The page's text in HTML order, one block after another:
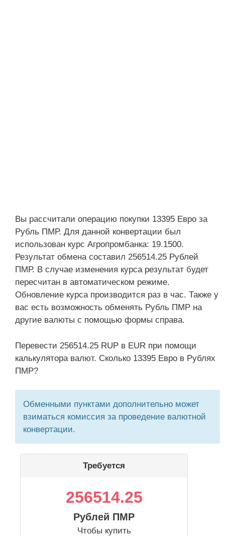
Вы рассчитали операцию покупки 13395 Евро за
Рубль ПМР. Для данной конвертации был
использован курс Агропромбанка: 19.1500.
Результат обмена составил 256514.25 Рублей
ПМР. В случае изменения курса результат будет
пересчитан в автоматическом режиме.
Обновление курса производится раз в час. Также у
вас есть возможность обменять Рубль ПМР на
другие валюты с помощью формы справа.
Перевести 256514.25 RUP в EUR при помощи
калькулятора валют. Сколько 13395 Евро в Рублях
ПМР?
Обменными пунктами дополнительно может
взиматься комиссия за проведение валютной
конвертации.
Требуется
256514.25
Рублей ПМР
Чтобы купить